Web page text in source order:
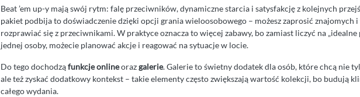
Beat ’em up-y mają swój rytm: falę przeciwników, dynamiczne starcia i satysfakcję z kolejnych
pakiet podbija to doświadczenie dzięki opcji grania wieloosobowego – możesz zaprosić znajomych
rozprawiać się z przeciwnikami. W praktyce oznacza to więcej zabawy, bo zamiast liczyć na „idealne
jednej osoby, możecie planować akcje i reagować na sytuacje w locie.
Do tego dochodząfunkcje onlineorazgalerie. Galerie to świetny dodatek dla osób, które chcą nie
ale też zyskać dodatkowy kontekst – takie elementy często zwiększają wartość kolekcji, bo budują
całego wydania.